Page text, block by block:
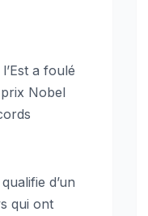
a foulé
Nobel
d’un
qui ont